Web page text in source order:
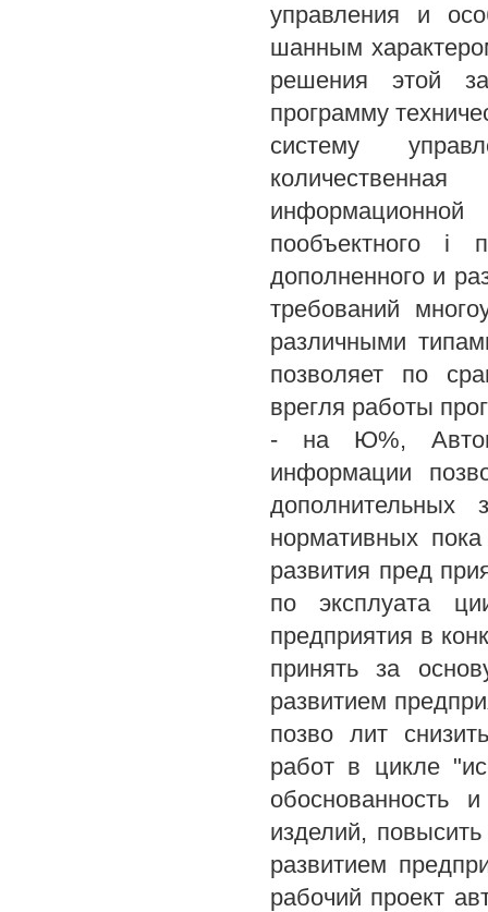
управления и
шанным
решения этой
программу
систему
пообъектного
дополненного и
требований
различными
позволяет по
врегля работы
- на Ю%,
информации
дополнительных
нормативных
развития пред
по эксплуата
предприятия в
принять за
развитием
позво лит
работ в цикле
обоснованность
изделий,
развитием
рабочий проект